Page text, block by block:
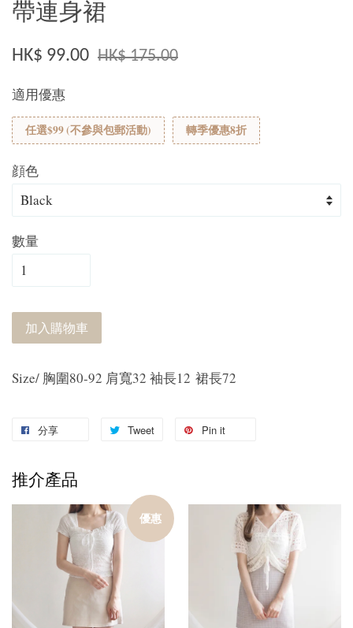
帶連身裙
HK$ 99.00 HK$ 175.00
適用優惠
任選$99 (不參與包郵活動) 轉季優惠8折
顔色
數量
加入購物車
Size/ 胸圍80-92 肩寬32 袖長12 裙長72
分享 Tweet Pin it
推介產品
優惠